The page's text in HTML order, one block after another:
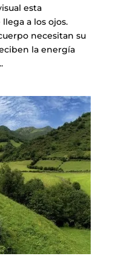
esta
a los ojos.
necesitan su
la energía